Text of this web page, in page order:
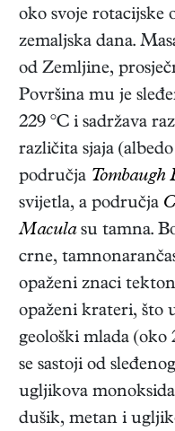
oko svoje rotacijske
zemaljska dana.
od Zemljine,
Površina mu je
229 °C i sadržava
različita sjaja
područja Tombaugh
svijetla, a područja
Maculasu tamna.
crne,
opaženi znaci
opaženi krateri, što
geološki mlada (oko
se sastoji od
ugljikova
dušik, metan i